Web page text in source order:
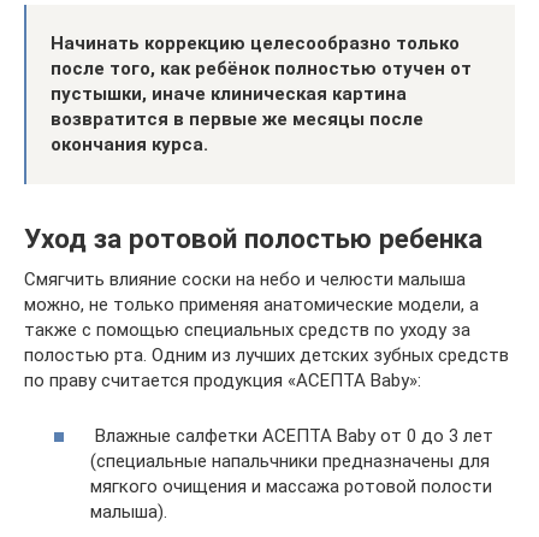
Начинать коррекцию целесообразно только
после того, как ребёнок полностью отучен от
пустышки, иначе клиническая картина
возвратится в первые же месяцы после
окончания курса.
Уход за ротовой полостью ребенка
Смягчить влияние соски на небо и челюсти малыша
можно, не только применяя анатомические модели, а
также с помощью специальных средств по уходу за
полостью рта. Одним из лучших детских зубных средств
по праву считается продукция «АСЕПТА Baby»:
Влажные салфетки АСЕПТА Baby от 0 до 3 лет
(специальные напальчники предназначены для
мягкого очищения и массажа ротовой полости
малыша).